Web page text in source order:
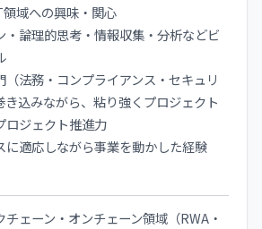
域への興味・関心
・論理的思考・情報収集・分析などビ
法務・コンプライアンス・セキュリ
き込みながら、粘り強くプロジェクト
ロジェクト推進力
に適応しながら事業を動かした経験
ェーン・オンチェーン領域（RWA・